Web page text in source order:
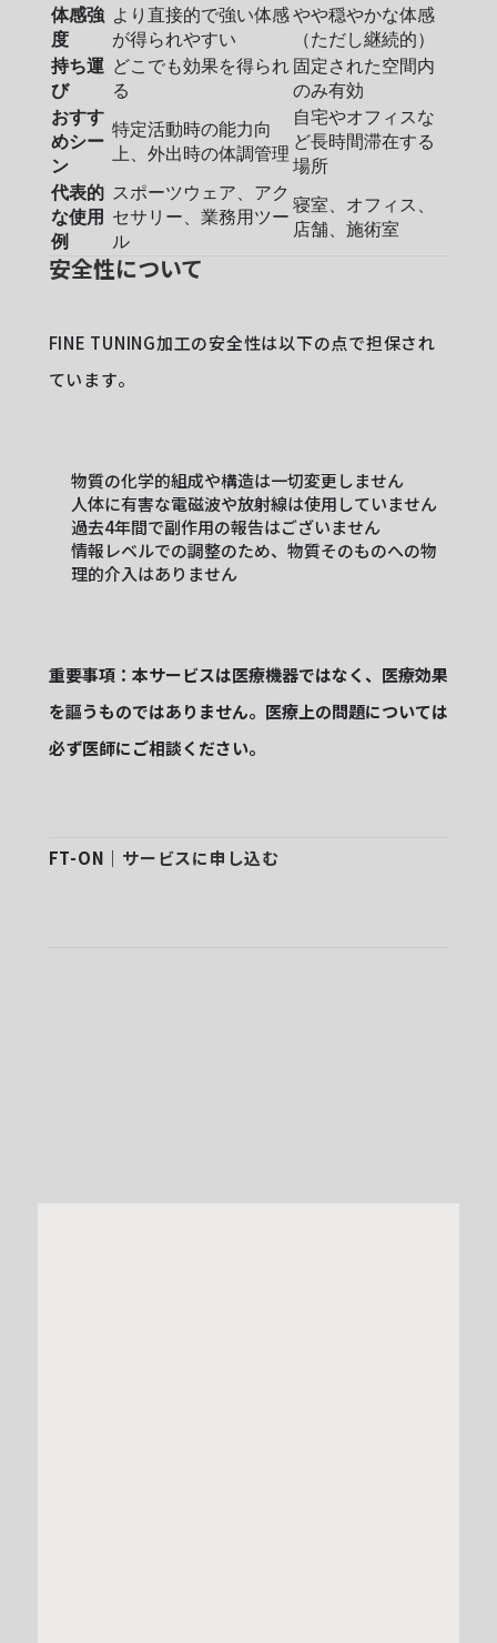
体感強
度
より直接的で強い体感
が得られやすい
やや穏やかな体感
（ただし継続的）
持ち運
び
どこでも効果を得られ
る
固定された空間内
のみ有効
おすす
めシー
ン
特定活動時の能力向
上、外出時の体調管理
自宅やオフィスな
ど長時間滞在する
場所
代表的
な使用
例
スポーツウェア、アク
セサリー、業務用ツー
ル
寝室、オフィス、
店舗、施術室
安全性について
FINE TUNING加工の安全性は以下の点で担保され
ています。
物質の化学的組成や構造は一切変更しません
人体に有害な電磁波や放射線は使用していません
過去4年間で副作用の報告はございません
情報レベルでの調整のため、物質そのものへの物
理的介入はありません
重要事項：本サービスは医療機器ではなく、医療効果
を謳うものではありません。医療上の問題については
必ず医師にご相談ください。
FT-ON｜ サービスに申し込む